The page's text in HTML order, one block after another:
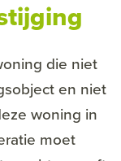
die niet
en niet
woning in
moet